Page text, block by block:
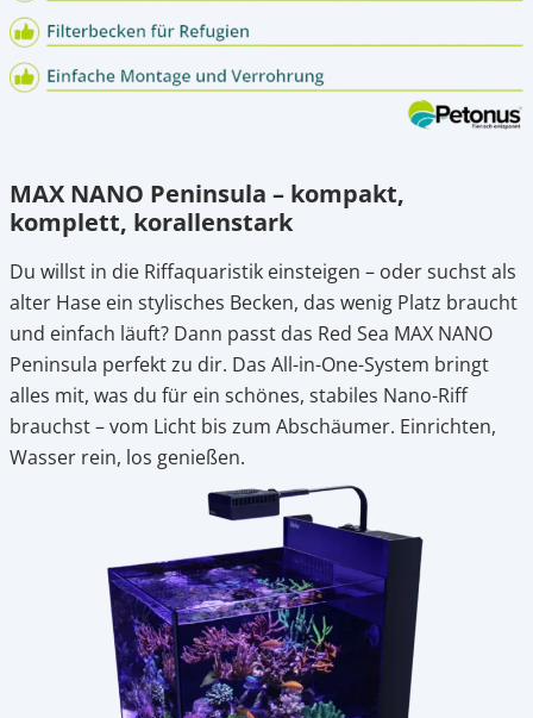
MAX NANO Peninsula – kompakt,
komplett, korallenstark
Du willst in die Riffaquaristik einsteigen – oder suchst als
alter Hase ein stylisches Becken, das wenig Platz braucht
und einfach läuft? Dann passt das Red Sea MAX NANO
Peninsula perfekt zu dir. Das All-in-One-System bringt
alles mit, was du für ein schönes, stabiles Nano-Riff
brauchst – vom Licht bis zum Abschäumer. Einrichten,
Wasser rein, los genießen.